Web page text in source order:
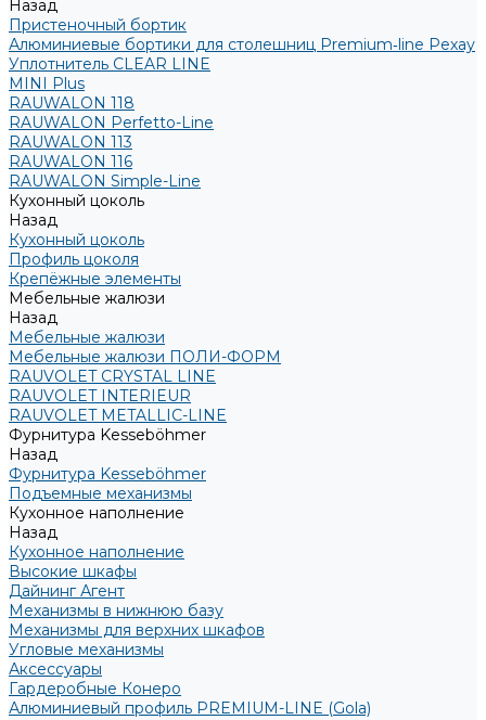
Назад
Пристеночный бортик
Алюминиевые бортики для столешниц Premium‑line Рехау
Уплотнитель CLEAR LINE
MINI Plus
RAUWALON 118
RAUWALON Perfetto-Line
RAUWALON 113
RAUWALON 116
RAUWALON Simple-Line
Кухонный цоколь
Назад
Кухонный цоколь
Профиль цоколя
Крепёжные элементы
Мебельные жалюзи
Назад
Мебельные жалюзи
Мебельные жалюзи ПОЛИ-ФОРМ
RAUVOLET CRYSTAL LINE
RAUVOLET INTERIEUR
RAUVOLET METALLIC-LINE
Фурнитура Kesseböhmer
Назад
Фурнитура Kesseböhmer
Подъемные механизмы
Кухонное наполнение
Назад
Кухонное наполнение
Высокие шкафы
Дайнинг Агент
Механизмы в нижнюю базу
Механизмы для верхних шкафов
Угловые механизмы
Аксессуары
Гардеробные Конеро
Алюминиевый профиль PREMIUM-LINE (Gola)